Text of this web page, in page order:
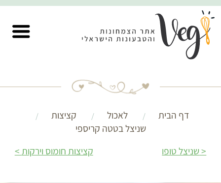
דף הבית לאכול
קציצות
שניצל בטטה קריספי
שניצל טופו
קציצות חומוס וירקות